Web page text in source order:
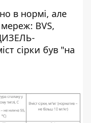
в нормі, але
BVS,
сірки був "на